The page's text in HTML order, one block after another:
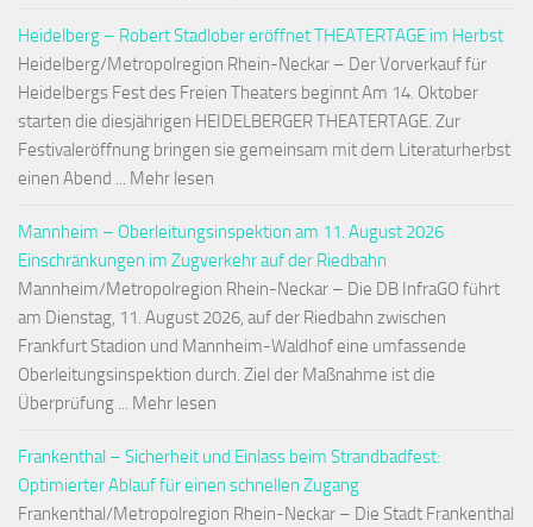
Heidelberg – Robert Stadlober eröffnet THEATERTAGE im Herbst
Heidelberg/Metropolregion Rhein-Neckar – Der Vorverkauf für
Heidelbergs Fest des Freien Theaters beginnt Am 14. Oktober
starten die diesjährigen HEIDELBERGER THEATERTAGE. Zur
Festivaleröffnung bringen sie gemeinsam mit dem Literaturherbst
einen Abend ... Mehr lesen
Mannheim – Oberleitungsinspektion am 11. August 2026
Einschränkungen im Zugverkehr auf der Riedbahn
Mannheim/Metropolregion Rhein-Neckar – Die DB InfraGO führt
am Dienstag, 11. August 2026, auf der Riedbahn zwischen
Frankfurt Stadion und Mannheim-Waldhof eine umfassende
Oberleitungsinspektion durch. Ziel der Maßnahme ist die
Überprüfung ... Mehr lesen
Frankenthal – Sicherheit und Einlass beim Strandbadfest:
Optimierter Ablauf für einen schnellen Zugang
Frankenthal/Metropolregion Rhein-Neckar – Die Stadt Frankenthal